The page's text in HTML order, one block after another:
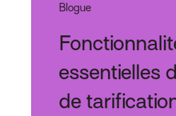
Blogue
essentielles
de